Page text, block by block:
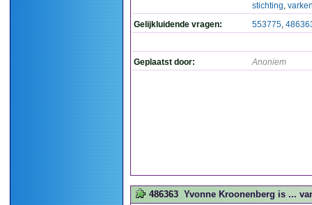
stichting,
Gelijkluidende vragen:
553775,
Geplaatst door: Anoniem
486363 Yvonne Kroonenberg is ...